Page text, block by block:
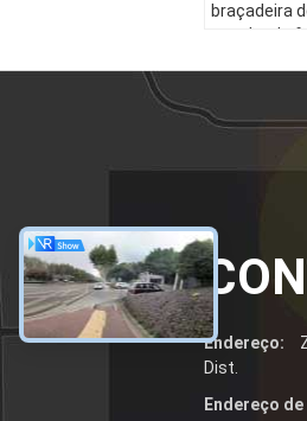
braçadeira
gancho do
Endereço:
Dist.
Endereço